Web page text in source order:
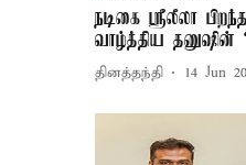
நடிகை ஸ்ரீலீலா
வாழ்த்திய தனுஷின்
தினத்தந்தி 14 Jun